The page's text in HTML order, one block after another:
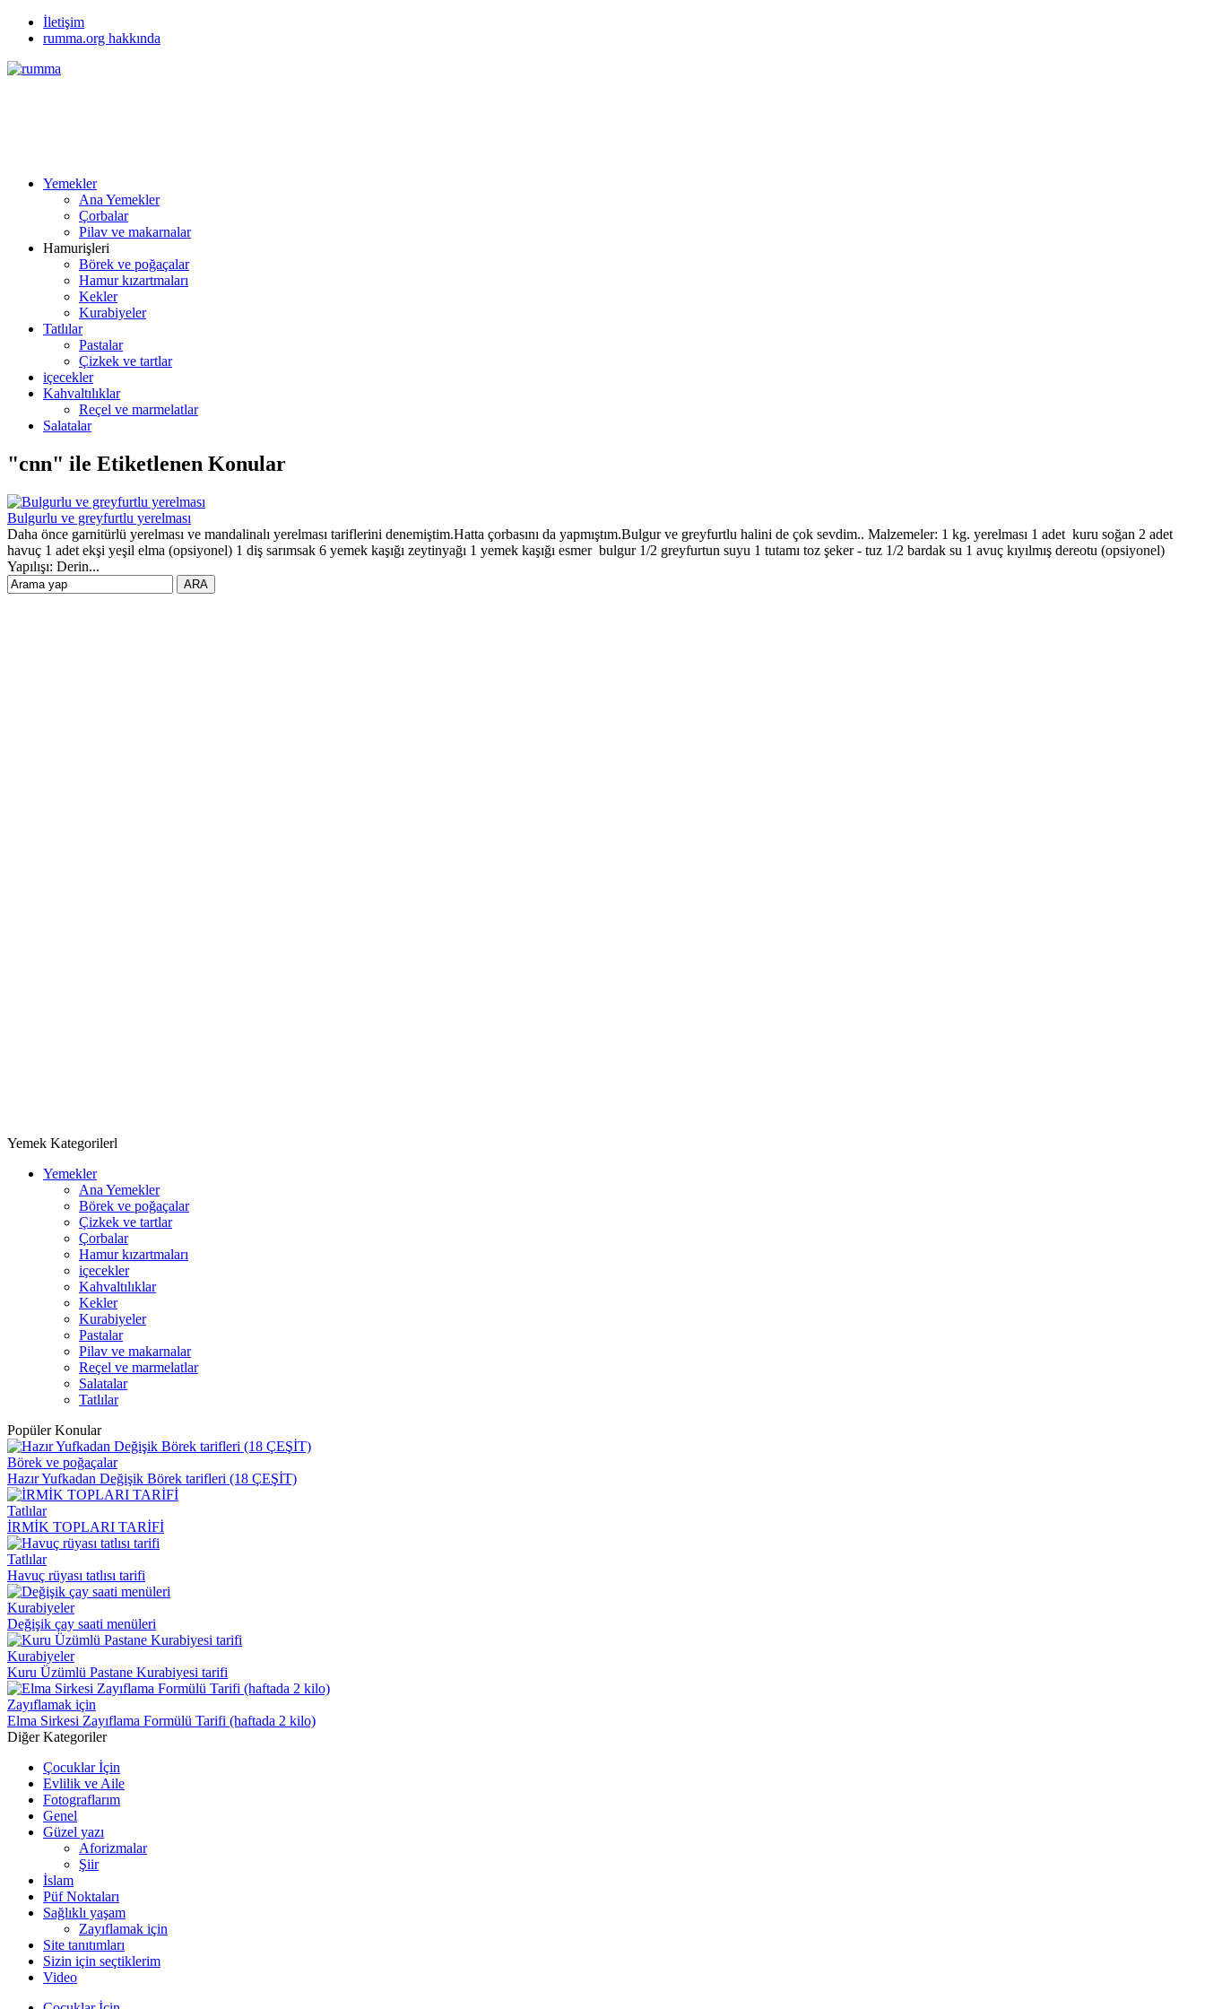
İletişim
rumma.org hakkında
Yemekler
Ana Yemekler
Çorbalar
Pilav ve makarnalar
Hamurişleri
Börek ve poğaçalar
Hamur kızartmaları
Kekler
Kurabiyeler
Tatlılar
Pastalar
Çizkek ve tartlar
içecekler
Kahvaltılıklar
Reçel ve marmelatlar
Salatalar
"cnn" ile Etiketlenen Konular
Bulgurlu ve greyfurtlu yerelması
Daha önce garnitürlü yerelması ve mandalinalı yerelması tariflerini denemiştim.Hatta çorbasını da yapmıştım.Bulgur ve greyfurtlu halini de çok sevdim.. Malzemeler: 1 kg. yerelması 1 adet kuru soğan 2 adet
havuç 1 adet ekşi yeşil elma (opsiyonel) 1 diş sarımsak 6 yemek kaşığı zeytinyağı 1 yemek kaşığı esmer bulgur 1/2 greyfurtun suyu 1 tutamı toz şeker - tuz 1/2 bardak su 1 avuç kıyılmış dereotu (opsiyonel)
Yapılışı: Derin...
Yemek Kategorilerl
Yemekler
Ana Yemekler
Börek ve poğaçalar
Çizkek ve tartlar
Çorbalar
Hamur kızartmaları
içecekler
Kahvaltılıklar
Kekler
Kurabiyeler
Pastalar
Pilav ve makarnalar
Reçel ve marmelatlar
Salatalar
Tatlılar
Popüler Konular
Börek ve poğaçalar
Hazır Yufkadan Değişik Börek tarifleri (18 ÇEŞİT)
Tatlılar
İRMİK TOPLARI TARİFİ
Tatlılar
Havuç rüyası tatlısı tarifi
Kurabiyeler
Değişik çay saati menüleri
Kurabiyeler
Kuru Üzümlü Pastane Kurabiyesi tarifi
Zayıflamak için
Elma Sirkesi Zayıflama Formülü Tarifi (haftada 2 kilo)
Diğer Kategoriler
Çocuklar İçin
Evlilik ve Aile
Fotograflarım
Genel
Güzel yazı
Aforizmalar
Şiir
İslam
Püf Noktaları
Sağlıklı yaşam
Zayıflamak için
Site tanıtımları
Sizin için seçtiklerim
Video